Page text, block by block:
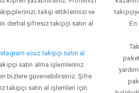
takip ettiklerinizi ve
derhal şifresiz takipçi satın al
ucuz takipçi satın al
satın alma işlemleriniz
bizlere güvenebilirsiniz. Şifre
takipçi satın al işlemleri için
En